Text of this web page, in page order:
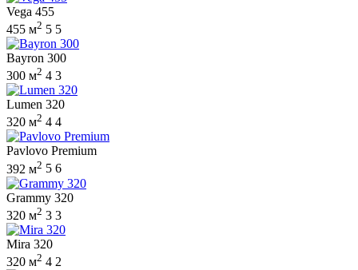
Vega 455
455 м2 5 5
Bayron 300
300 м2 4 3
Lumen 320
320 м2 4 4
Pavlovo Premium
392 м2 5 6
Grammy 320
320 м2 3 3
Mira 320
320 м2 4 2